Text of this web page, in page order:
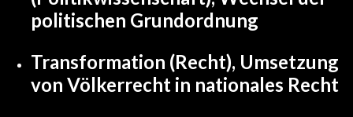
politischen Grundordnung
Transformation (Recht), Umsetzung
von Völkerrecht in nationales Recht